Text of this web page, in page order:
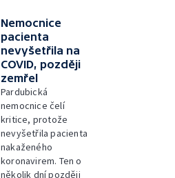
Nemocnice
pacienta
nevyšetřila na
COVID, později
zemřel
Pardubická
nemocnice čelí
kritice, protože
nevyšetřila pacienta
nakaženého
koronavirem. Ten o
několik dní později